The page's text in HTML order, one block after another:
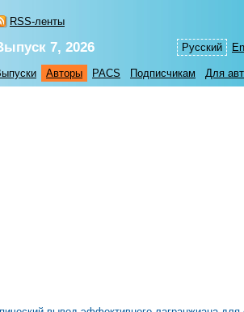
RSS-ленты
Русский
7, 2026
Авторы PACS Подписчикам Для